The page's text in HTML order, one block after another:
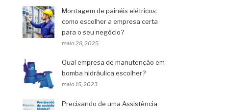
Montagem de painéis elétricos:
como escolher a empresa certa
para o seu negócio?
maio 28, 2025
Qual empresa de manutenção em
bomba hidráulica escolher?
maio 15, 2023
Precisando de uma Assistência